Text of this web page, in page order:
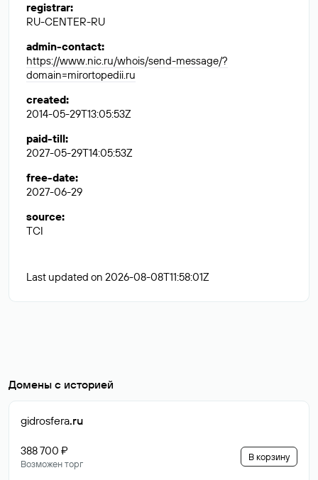
registrar:
RU-CENTER-RU
admin-contact:
https://www.nic.ru/whois/send-message/?
domain=mirortopedii.ru
created:
2014-05-29T13:05:53Z
paid-till:
2027-05-29T14:05:53Z
free-date:
2027-06-29
source:
TCI
Last updated on 2026-08-08T11:58:01Z
Домены с историей
gidrosfera.ru
388 700 ₽
Возможен торг
В корзину